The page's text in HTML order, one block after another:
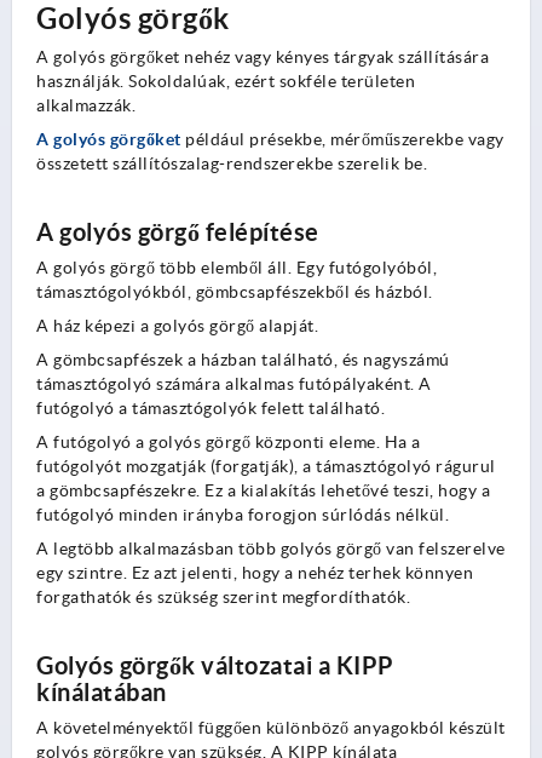
Golyós görgők
A golyós görgőket nehéz vagy kényes tárgyak szállítására
használják. Sokoldalúak, ezért sokféle területen
alkalmazzák.
A golyós görgőket például présekbe, mérőműszerekbe vagy
összetett szállítószalag-rendszerekbe szerelik be.
A golyós görgő felépítése
A golyós görgő több elemből áll. Egy futógolyóból,
támasztógolyókból, gömbcsapfészekből és házból.
A ház képezi a golyós görgő alapját.
A gömbcsapfészek a házban található, és nagyszámú
támasztógolyó számára alkalmas futópályaként. A
futógolyó a támasztógolyók felett található.
A futógolyó a golyós görgő központi eleme. Ha a
futógolyót mozgatják (forgatják), a támasztógolyó rágurul
a gömbcsapfészekre. Ez a kialakítás lehetővé teszi, hogy a
futógolyó minden irányba forogjon súrlódás nélkül.
A legtöbb alkalmazásban több golyós görgő van felszerelve
egy szintre. Ez azt jelenti, hogy a nehéz terhek könnyen
forgathatók és szükség szerint megfordíthatók.
Golyós görgők változatai a KIPP
kínálatában
A követelményektől függően különböző anyagokból készült
golyós görgőkre van szükség. A KIPP kínálata